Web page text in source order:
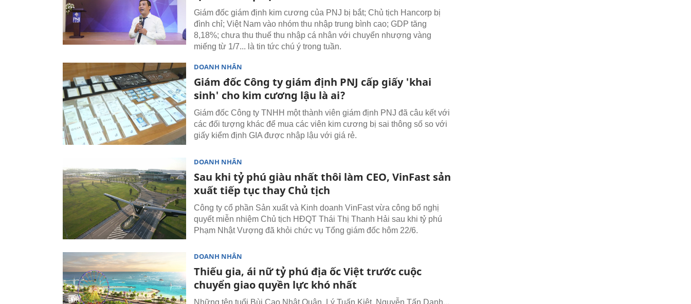
Giám đốc giám định kim cương của PNJ bị bắt; Chủ tịch Hancorp bị
đình chỉ; Việt Nam vào nhóm thu nhập trung bình cao; GDP tăng
8,18%; chưa thu thuế thu nhập cá nhân với chuyển nhượng vàng
miếng từ 1/7... là tin tức chú ý trong tuần.
DOANH NHÂN
Giám đốc Công ty giám định PNJ cấp giấy 'khai
sinh' cho kim cương lậu là ai?
Giám đốc Công ty TNHH một thành viên giám định PNJ đã câu kết với
các đối tượng khác để mua các viên kim cương bị sai thông số so với
giấy kiểm định GIA được nhập lậu với giá rẻ.
DOANH NHÂN
Sau khi tỷ phú giàu nhất thôi làm CEO, VinFast sản
xuất tiếp tục thay Chủ tịch
Công ty cổ phần Sản xuất và Kinh doanh VinFast vừa công bố nghị
quyết miễn nhiệm Chủ tịch HĐQT Thái Thị Thanh Hải sau khi tỷ phú
Phạm Nhật Vượng đã khỏi chức vụ Tổng giám đốc hôm 22/6.
DOANH NHÂN
Thiếu gia, ái nữ tỷ phú địa ốc Việt trước cuộc
chuyển giao quyền lực khó nhất